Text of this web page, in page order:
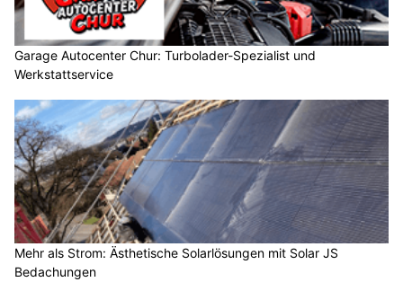
Garage Autocenter Chur: Turbolader-Spezialist und
Werkstattservice
Mehr als Strom: Ästhetische Solarlösungen mit Solar JS
Bedachungen